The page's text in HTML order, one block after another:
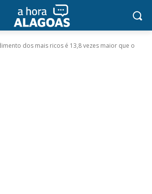
dos mais ricos é 13,8 vezes maior que o